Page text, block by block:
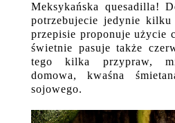
Meksykańska quesadilla!
potrzebujecie jedynie
przepisie proponuje użycie
świetnie pasuje także
tego kilka przypraw,
domowa, kwaśna
sojowego.